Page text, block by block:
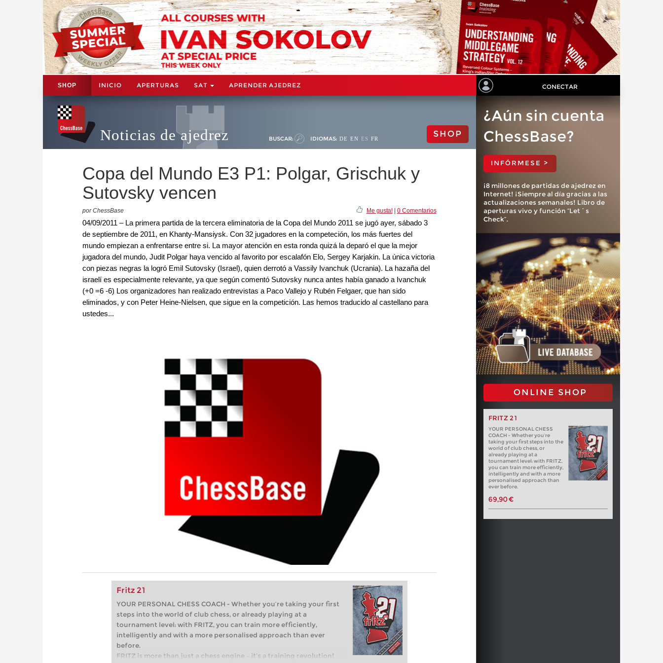
SHOP INICIO APERTURAS SAT APRENDER AJEDREZ CONECTAR
Noticias de ajedrez BUSCAR: IDIOMAS: DE EN ES FR SHOP
Copa del Mundo E3 P1: Polgar, Grischuk y
Sutovsky vencen
por ChessBase Me gusta!| 0 Comentarios
04/09/2011 – La primera partida de la tercera eliminatoria de la Copa del Mundo 2011 se jugó ayer, sábado 3
de septiembre de 2011, en Khanty-Mansiysk. Con 32 jugadores en la competeción, los más fuertes del
mundo empiezan a enfrentarse entre si. La mayor atención en esta ronda quizá la deparó el que la mejor
jugadora del mundo, Judit Polgar haya vencido al favorito por escalafón Elo, Sergey Karjakin. La única victoria
con piezas negras la logró Emil Sutovsky (Israel), quien derrotó a Vassily Ivanchuk (Ucrania). La hazaña del
israelí es especialmente relevante, ya que según comentó Sutovsky nunca antes había ganado a Ivanchuk
(+0 =6 -6) Los organizadores han realizado entrevistas a Paco Vallejo y Rubén Felgaer, que han sido
eliminados, y con Peter Heine-Nielsen, que sigue en la competición. Las hemos traducido al castellano para
ustedes...
Fritz 21
YOUR PERSONAL CHESS COACH - Whether you’re taking your first
steps into the world of club chess, or already playing at a
tournament level: with FRITZ, you can train more efficiently,
intelligently and with a more personalised approach than ever
before.
FRITZ is more than just a chess engine – it’s a training revolution!
¿Aún sin cuenta
ChessBase?
INFÓRMESE >
¡8 millones de partidas de ajedrez en
Internet! ¡Siempre al día gracias a las
actualizaciones semanales! Libro de
aperturas vivo y función “Let´s
Check”.
ONLINE SHOP
FRITZ 21
YOUR PERSONAL CHESS
COACH - Whether you’re
taking your first steps into the
world of club chess, or
already playing at a
tournament level: with FRITZ,
you can train more efficiently,
intelligently and with a more
personalised approach than
ever before.
69,90 €